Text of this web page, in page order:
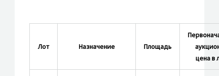
Лот Назначение Площадь
цена в